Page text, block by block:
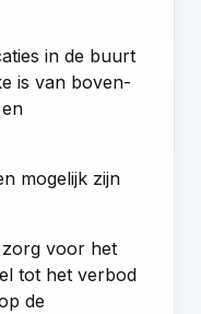
in de buurt
is van boven-
mogelijk zijn
zorg voor het
tot het verbod
de